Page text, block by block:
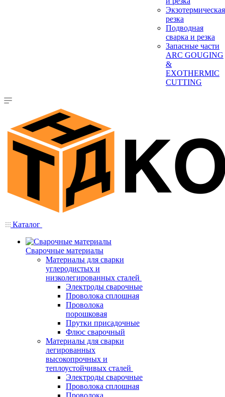
Экзотермическая
резка
Подводная
сварка и резка
Запасные части
ARC GOUGING
&
EXOTHERMIC
CUTTING
Каталог
Сварочные материалы
Материалы для сварки
углеродистых и
низколегированных сталей
Электроды сварочные
Проволока сплошная
Проволока
порошковая
Прутки присадочные
Флюс сварочный
Материалы для сварки
легированных
высокопрочных и
теплоустойчивых сталей
Электроды сварочные
Проволока сплошная
Проволока